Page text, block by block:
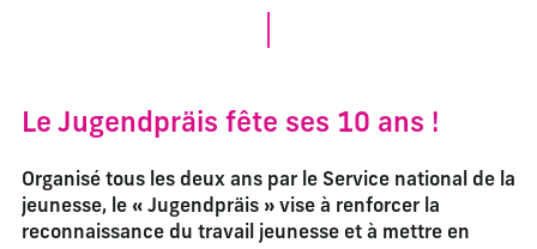
Le Jugendpräis fête ses 10 ans !
Organisé tous les deux ans par le Service national de la
jeunesse, le « Jugendpräis » vise à renforcer la
reconnaissance du travail jeunesse et à mettre en